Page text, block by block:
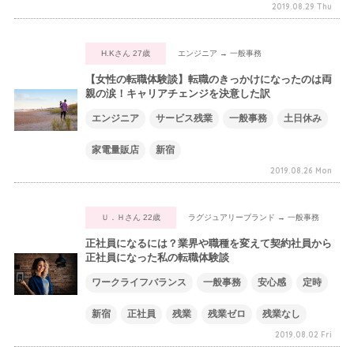
2019.08.29 Thu
H.Kさん 27歳 エンジニア → 一般事務
【女性の転職体験談】転職のきっかけになったのは両
親の涙！キャリアチェンジを決意した訳
エンジニア サービス残業 一般事務 土日休み
家電量販店 新宿
2019.08.26 Mon
Ｕ．Ｈさん 22歳 ラグジュアリーブランド → 一般事務
正社員になるには？業界や職種を変えて契約社員から
正社員になった私の転職体験談
ワークライフバランス 一般事務 安心感 定時
新宿 正社員 残業 残業ゼロ 残業なし
2019.08.02 Fri